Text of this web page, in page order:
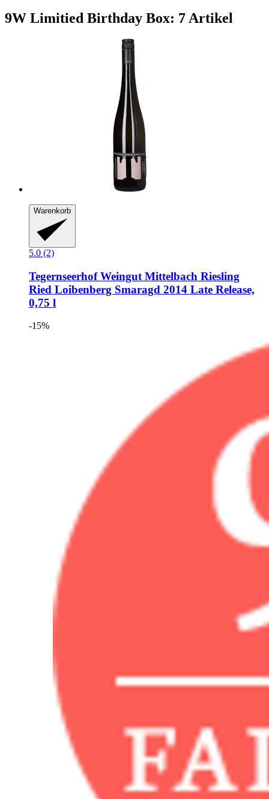
9W Limitied Birthday Box: 7 Artikel
Warenkorb
5.0 (2)
Tegernseerhof Weingut Mittelbach Riesling
Ried Loibenberg Smaragd 2014 Late Release,
0,75 l
-15%